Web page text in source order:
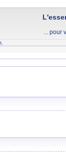
...